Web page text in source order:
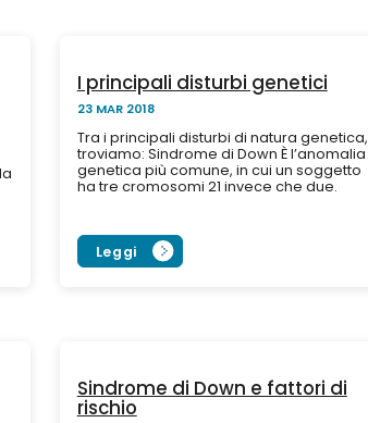
I principali disturbi genetici
23 MAR 2018
Tra i principali disturbi di natura genetica,
troviamo: Sindrome di Down È l’anomalia
genetica più comune, in cui un soggetto
ha tre cromosomi 21 invece che due.
Leggi
Sindrome di Down e fattori di
rischio